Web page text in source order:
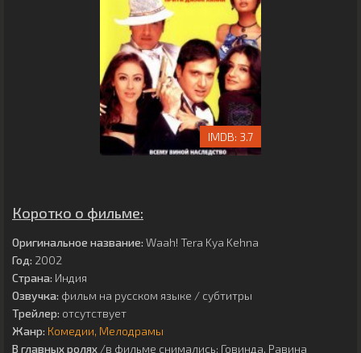
3.7
Коротко о фильме:
Оригинальное название: Waah! Tera Kya Kehna
Год: 2002
Страна: Индия
Озвучка: фильм на русском языке / субтитры
Трейлер: отсутствует
Жанр: Комедии Мелодрамы
В главных ролях /в фильме снимались: Говинда, Равина